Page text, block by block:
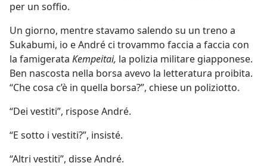
per un soffio.
Un giorno, mentre stavamo salendo su un treno a
Sukabumi, io e André ci trovammo faccia a faccia con
la famigerata Kempeitai, la polizia militare giapponese.
Ben nascosta nella borsa avevo la letteratura proibita.
“Che cosa c’è in quella borsa?”, chiese un poliziotto.
“Dei vestiti”, rispose André.
“E sotto i vestiti?”, insisté.
“Altri vestiti”, disse André.